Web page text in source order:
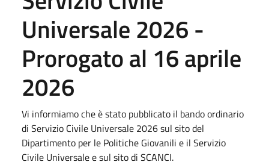
Universale 2026 -
Prorogato al 16 aprile
2026
Vi informiamo che è stato pubblicato il bando ordinario
di Servizio Civile Universale 2026 sul sito del
Dipartimento per le Politiche Giovanili e il Servizio
Civile Universale e sul sito di SCANCI.